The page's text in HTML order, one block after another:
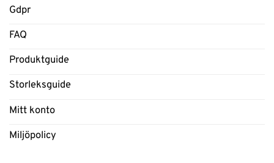
Gdpr
FAQ
Produktguide
Storleksguide
Mitt konto
Miljöpolicy